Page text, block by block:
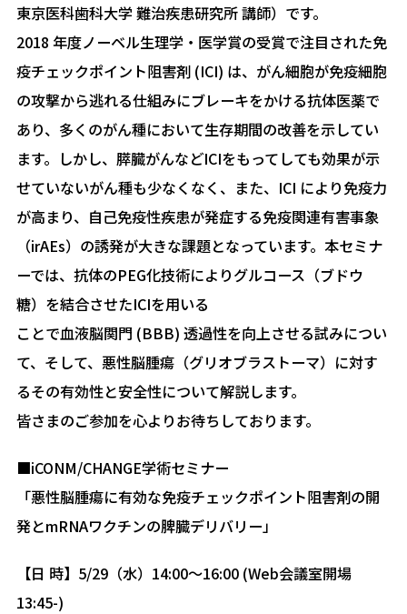
東京医科歯科大学 難治疾患研究所 講師）です。
2018 年度ノーベル生理学・医学賞の受賞で注目された免
疫チェックポイント阻害剤 (ICI) は、がん細胞が免疫細胞
の攻撃から逃れる仕組みにブレーキをかける抗体医薬で
あり、多くのがん種において生存期間の改善を示してい
ます。しかし、膵臓がんなどICIをもってしても効果が示
せていないがん種も少なくなく、また、ICI により免疫力
が高まり、自己免疫性疾患が発症する免疫関連有害事象
（irAEs）の誘発が大きな課題となっています。本セミナ
ーでは、抗体のPEG化技術によりグルコース（ブドウ
糖）を結合させたICIを用いる
ことで血液脳関門 (BBB) 透過性を向上させる試みについ
て、そして、悪性脳腫瘍（グリオブラストーマ）に対す
るその有効性と安全性について解説します。
皆さまのご参加を心よりお待ちしております。
■iCONM/CHANGE学術セミナー
「悪性脳腫瘍に有効な免疫チェックポイント阻害剤の開
発とmRNAワクチンの脾臓デリバリー」
【日 時】5/29（水）14:00～16:00 (Web会議室開場
13:45-)